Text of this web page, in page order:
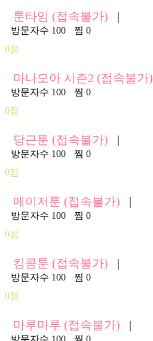
툰타임 (접속불가) |
방문자수 100
찜 0
0점
마나모아 시즌2 (접속불가)
방문자수 100
찜 0
0점
당근툰 (접속불가) |
방문자수 100
찜 0
0점
메이저툰 (접속불가) |
방문자수 100
찜 0
0점
킹콩툰 (접속불가) |
방문자수 100
찜 0
0점
마루마루 (접속불가) |
방문자수 100
찜 0